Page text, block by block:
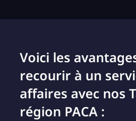
Voici les
recourir à un
affaires avec nos
région PACA :